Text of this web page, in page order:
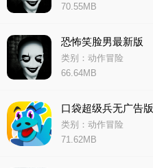
70.55MB
恐怖笑脸男最新版
类别：动作冒险
66.64MB
口袋超级兵无广告版
类别：动作冒险
71.62MB